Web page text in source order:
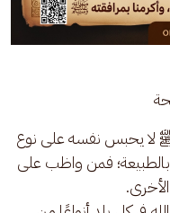
ﷺ لا يحبس نفسه على نوع
فمن واظب على